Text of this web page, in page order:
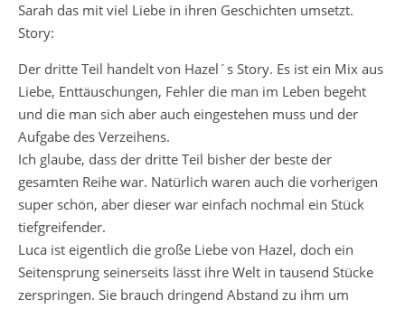
Sarah das mit viel Liebe in ihren Geschichten umsetzt.
Story:
Der dritte Teil handelt von Hazel´s Story. Es ist ein Mix aus
Liebe, Enttäuschungen, Fehler die man im Leben begeht
und die man sich aber auch eingestehen muss und der
Aufgabe des Verzeihens.
Ich glaube, dass der dritte Teil bisher der beste der
gesamten Reihe war. Natürlich waren auch die vorherigen
super schön, aber dieser war einfach nochmal ein Stück
tiefgreifender.
Luca ist eigentlich die große Liebe von Hazel, doch ein
Seitensprung seinerseits lässt ihre Welt in tausend Stücke
zerspringen. Sie brauch dringend Abstand zu ihm um